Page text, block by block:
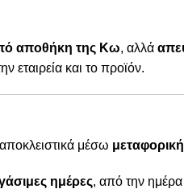
αποθήκη της Κω, αλλά
εταιρεία και το προϊόν.
μέσω
ημέρες, από την